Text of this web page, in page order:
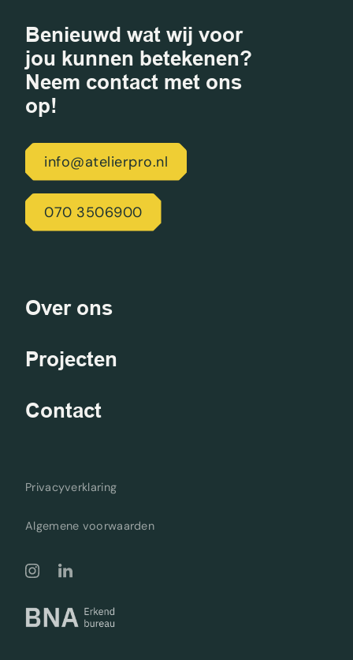
Benieuwd wat wij voor
jou kunnen betekenen?
Neem contact met ons
op!
info@atelierpro.nl
070 3506900
Over ons
Projecten
Contact
Privacyverklaring
Algemene voorwaarden